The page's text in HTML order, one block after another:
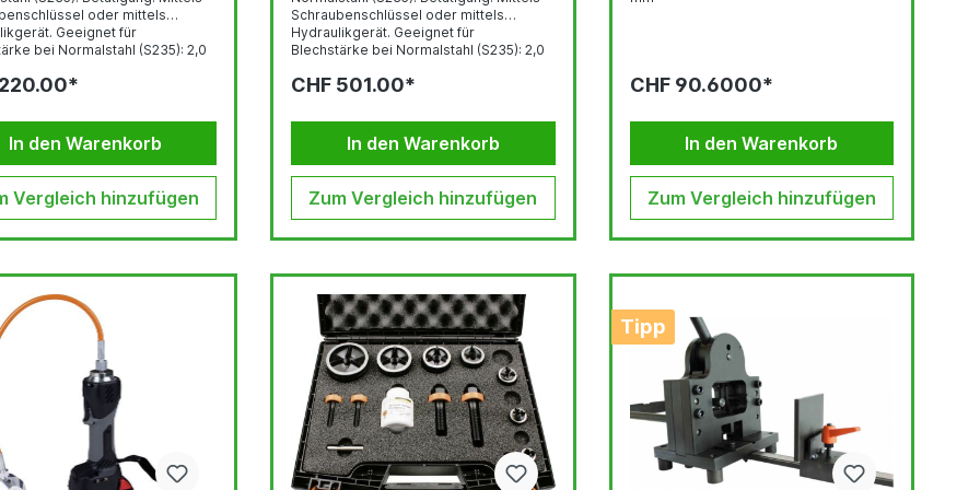
oder mittels
Geeignet für
bei Normalstahl (S235): 2,0
Ø 19,0 mm.
Schrauben-Ø 19,0 mm: mind.
In den Warenkorb
Vergleich hinzufügen
Schraubenschlüssel oder mittels
Hydraulikgerät. Geeignet für
Blechstärke bei Normalstahl (S235): 2,0
mm mit Schrauben-Ø 19,0 mm.
Ø 11,0 mm Schrauben-Ø 19,0 mm: mind.
Ø 20,5 mm
CHF 501.00*
In den Warenkorb
Zum Vergleich hinzufügen
CHF 90.6000*
In den Warenkorb
Zum Vergleich hinzufügen
Tipp